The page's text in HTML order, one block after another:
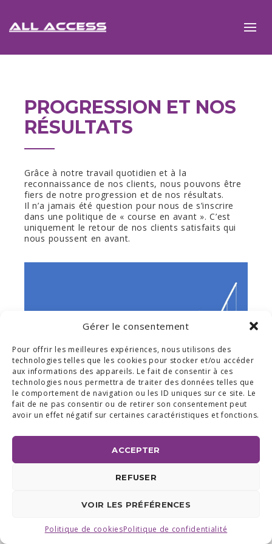
Gérer le consentement
Pour offrir les meilleures expériences, nous utilisons des
technologies telles que les cookies pour stocker et/ou accéder
aux informations des appareils. Le fait de consentir à ces
technologies nous permettra de traiter des données telles que
le comportement de navigation ou les ID uniques sur ce site. Le
fait de ne pas consentir ou de retirer son consentement peut
avoir un effet négatif sur certaines caractéristiques et fonctions.
ACCEPTER
REFUSER
VOIR LES PRÉFÉRENCES
Politique de cookiesPolitique de confidentialité
PROGRESSION ET NOS
RÉSULTATS
Grâce à notre travail quotidien et à la
reconnaissance de nos clients, nous pouvons être
fiers de notre progression et de nos résultats.
Il n’a jamais été question pour nous de s’inscrire
dans une politique de « course en avant ». C’est
uniquement le retour de nos clients satisfaits qui
nous poussent en avant.
BUREAUX & SHOW ROOM
SHOW ROOM ET BUREAUX RÉGION BRABANT WALLON :
4430 ANS TEL +32 (0) 2 387 43 32 | FAX +32 (0) 2 663 70 09